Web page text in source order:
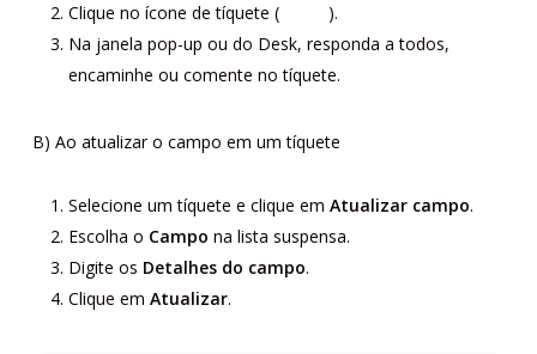
Clique no ícone de tíquete (
).
Na janela pop-up ou do Desk, responda a todos,
encaminhe ou comente no tíquete.
B) Ao atualizar o campo em um tíquete
Selecione um tíquete e clique em Atualizar campo.
Escolha o Campo na lista suspensa.
Digite os Detalhes do campo.
Clique em Atualizar.